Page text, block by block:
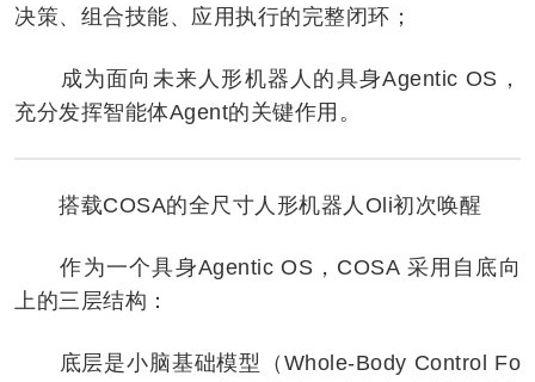
决策、组合技能、应用执行的完整闭环；
成为面向未来人形机器人的具身Agentic OS，
充分发挥智能体Agent的关键作用。
搭载COSA的全尺寸人形机器人Oli初次唤醒
作为一个具身Agentic OS，COSA 采用自底向
上的三层结构：
底层是小脑基础模型（Whole-Body Control Fo